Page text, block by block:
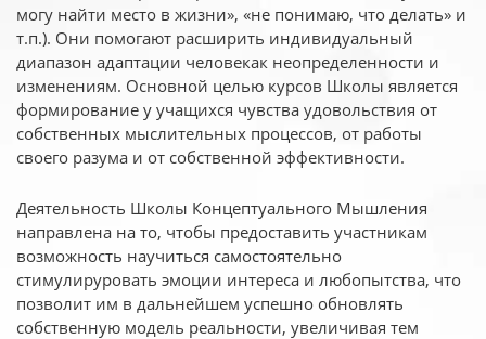
могу найти место в жизни», «не понимаю, что делать» и
т.п.). Они помогают расширить индивидуальный
диапазон адаптации человекак неопределенности и
изменениям. Основной целью курсов Школы является
формирование у учащихся чувства удовольствия от
собственных мыслительных процессов, от работы
своего разума и от собственной эффективности.
Деятельность Школы Концептуального Мышления
направлена на то, чтобы предоставить участникам
возможность научиться самостоятельно
стимулируровать эмоции интереса и любопытства, что
позволит им в дальнейшем успешно обновлять
собственную модель реальности, увеличивая тем